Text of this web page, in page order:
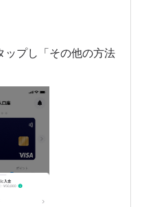
ップし「その他の方法